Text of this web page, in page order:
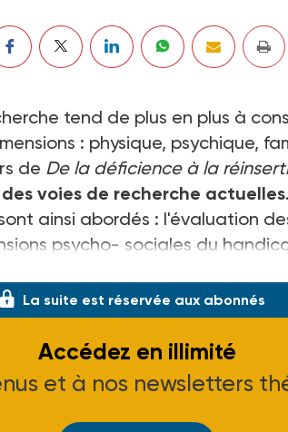
tend de plus en plus à
: physique, psychique,
de De la déficience à la
voies de recherche actuelles
ainsi abordés : l'évaluation
psycho- sociales du
La suite est réservée aux abonnés
Accédez en illimité
et à nos newsletters